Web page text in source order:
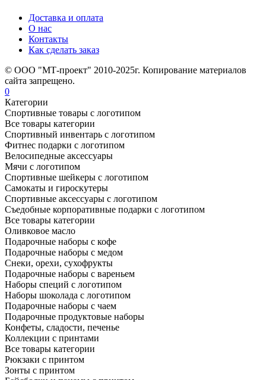
Доставка и оплата
О нас
Контакты
Как сделать заказ
© ООО "МТ-проект" 2010-2025г. Копирование материалов
сайта запрещено.
0
Категории
Спортивные товары с логотипом
Все товары категории
Спортивный инвентарь с логотипом
Фитнес подарки с логотипом
Велосипедные аксессуары
Мячи с логотипом
Спортивные шейкеры с логотипом
Самокаты и гироскутеры
Спортивные аксессуары с логотипом
Съедобные корпоративные подарки с логотипом
Все товары категории
Оливковое масло
Подарочные наборы с кофе
Подарочные наборы с медом
Снеки, орехи, сухофрукты
Подарочные наборы с вареньем
Наборы специй с логотипом
Наборы шоколада с логотипом
Подарочные наборы с чаем
Подарочные продуктовые наборы
Конфеты, сладости, печенье
Коллекции с принтами
Все товары категории
Рюкзаки с принтом
Зонты с принтом